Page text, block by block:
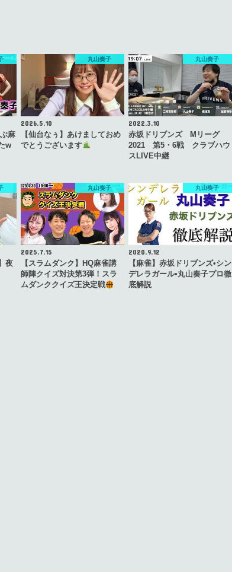
麻
w
丸山奏子
2026.5.10
【仙台なぅ】あけましておめ
でとうございます
丸山奏子
2022.3.10
赤坂ドリブンズ Mリーグ
2021 第5・6戦 クラブハウ
スLIVE中継
夜
丸山奏子
2025.7.15
【スラムダンク】HQ麻雀講
師陣クイズ対決第3弾！スラ
ムダンククイズ王決定戦
丸山奏子
2020.9.12
【麻雀】赤坂ドリブンズ•シン
デレラガール•丸山奏子プロ徹
底解説